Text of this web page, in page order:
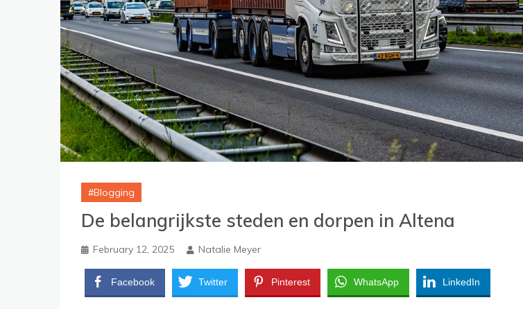
Blogging
De belangrijkste steden en dorpen in Altena
February 12, 2025 Natalie Meyer
Facebook Twitter Pinterest WhatsApp LinkedIn